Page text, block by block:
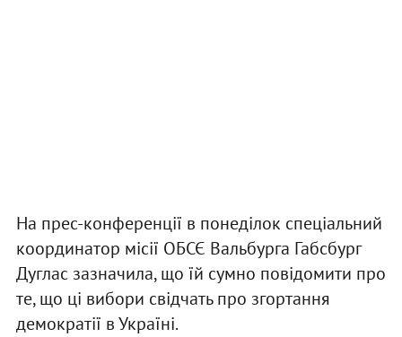
На прес-конференції в понеділок спеціальний
координатор місії ОБСЄ Вальбурга Габсбург
Дуглас зазначила, що їй сумно повідомити про
те, що ці вибори свідчать про згортання
демократії в Україні.